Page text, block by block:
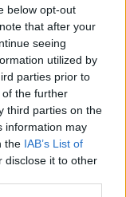
below opt-out
that after your
seeing
utilized by
parties prior to
the further
third parties on the
information may
the IAB’s List of
disclose it to other